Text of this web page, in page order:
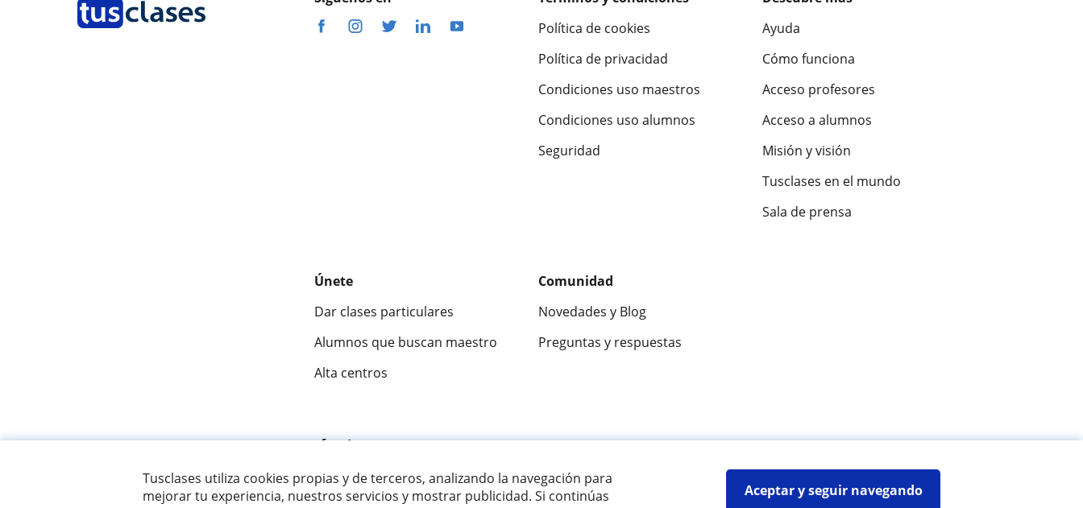
Tusclases utiliza cookies propias y de terceros, analizando la navegación para
mejorar tu experiencia, nuestros servicios y mostrar publicidad. Si continúas
Aceptar y seguir navegando
Política de cookies
Política de privacidad
Condiciones uso maestros
Condiciones uso alumnos
Seguridad
Ayuda
Cómo funciona
Acceso profesores
Acceso a alumnos
Misión y visión
Tusclases en el mundo
Sala de prensa
Únete
Dar clases particulares
Alumnos que buscan maestro
Alta centros
Comunidad
Novedades y Blog
Preguntas y respuestas
Fantástica 9,5/10 ★★★★★
© 2007 - 2026 Tusclases.mx Mapa web:Profesores particulares